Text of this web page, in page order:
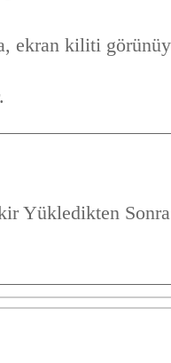
ekran kiliti
Yükledikten